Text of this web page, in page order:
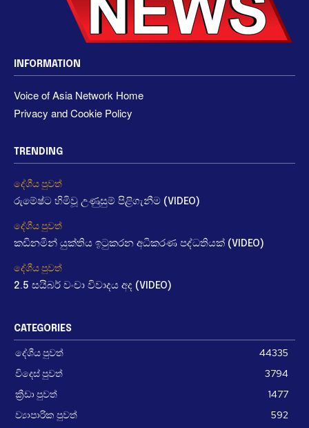
INFORMATION
Voice of Asia Network Home
Privacy and Cookie Policy
TRENDING
දේශීය පුවත්
රුමේෂ්ට හිමිවූ උණුසුම් පිළිගැනීම (VIDEO)
දේශීය පුවත්
කඩිනමින් යුක්තිය ඉටුකරන අධිකරණ පද්ධතියක් (VIDEO)
දේශීය පුවත්
2.5 සයිබර් වංචා විවාදය අද (VIDEO)
CATEGORIES
දේශීය පුවත්
44335
විදෙස් පුවත්
3794
ක්‍රීඩා පුවත්
1477
ව්‍යාපාරික පුවත්
592